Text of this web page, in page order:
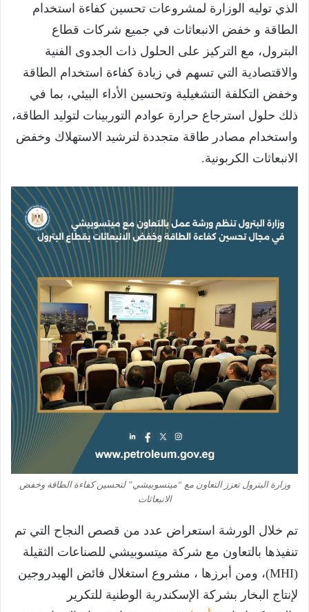
الذي توليه الوزارة لمشروعات تحسين كفاءة استخدام
الطاقة و خفض الانبعاثات في جميع شركات قطاع
البترول، مع التركيز على الحلول ذات الجدوى الفنية
والاقتصادية التي تسهم في زيادة كفاءة استخدام الطاقة
وخفض التكلفة التشغيلية وتحسين الأداء البيئي، بما في
ذلك حلول استرجاع حرارة عوادم التوربينات لتوليد الطاقة،
واستخدام مصادر طاقة متجددة لترشيد الاستهلاك وخفض
الانبعاثات الكربونية.
وزارة البترول تعزز التعاون مع “ميتسوبيشي” لتحسين كفاءة الطاقة وخفض
الانبعاثات
تم خلال الورشة استعراض عدد من قصص النجاح التي تم
تنفيذها بالتعاون مع شركة ميتسوبيشي للصناعات الثقيلة
(MHI)، ومن أبرزها ، مشروع استغلال فائض الهيدروجين
لإنتاج البخار بشركة الإسكندرية الوطنية للتكرير